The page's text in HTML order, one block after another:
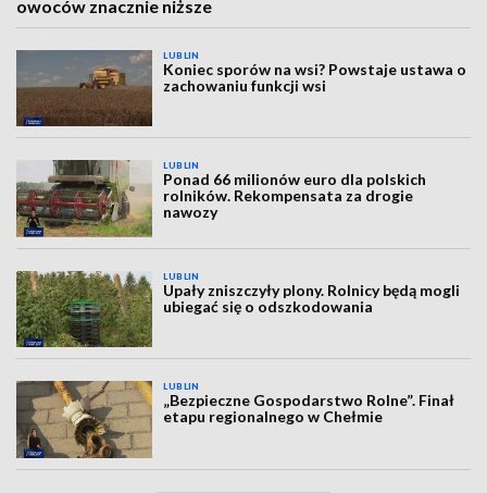
owoców znacznie niższe
LUBLIN
Koniec sporów na wsi? Powstaje ustawa o
zachowaniu funkcji wsi
LUBLIN
Ponad 66 milionów euro dla polskich
rolników. Rekompensata za drogie
nawozy
LUBLIN
Upały zniszczyły plony. Rolnicy będą mogli
ubiegać się o odszkodowania
LUBLIN
„Bezpieczne Gospodarstwo Rolne”. Finał
etapu regionalnego w Chełmie